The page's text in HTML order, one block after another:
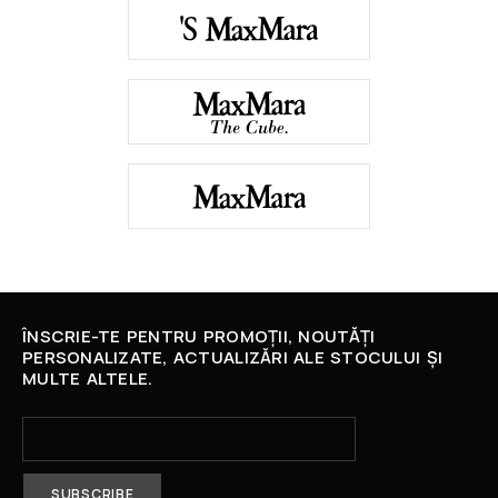
ÎNSCRIE-TE PENTRU PROMOȚII, NOUTĂȚI
PERSONALIZATE, ACTUALIZĂRI ALE STOCULUI ȘI
MULTE ALTELE.